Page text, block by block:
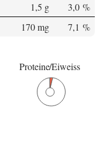
1,5 g
3,0 %
170 mg
7,1 %
Proteine/Eiweiss